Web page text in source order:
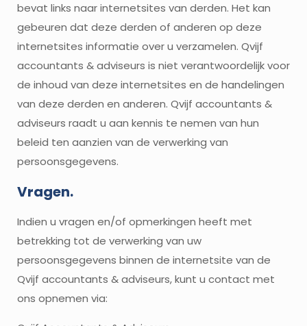
bevat links naar internetsites van derden. Het kan
gebeuren dat deze derden of anderen op deze
internetsites informatie over u verzamelen. Qvijf
accountants & adviseurs is niet verantwoordelijk voor
de inhoud van deze internetsites en de handelingen
van deze derden en anderen. Qvijf accountants &
adviseurs raadt u aan kennis te nemen van hun
beleid ten aanzien van de verwerking van
persoonsgegevens.
Vragen.
Indien u vragen en/of opmerkingen heeft met
betrekking tot de verwerking van uw
persoonsgegevens binnen de internetsite van de
Qvijf accountants & adviseurs, kunt u contact met
ons opnemen via: